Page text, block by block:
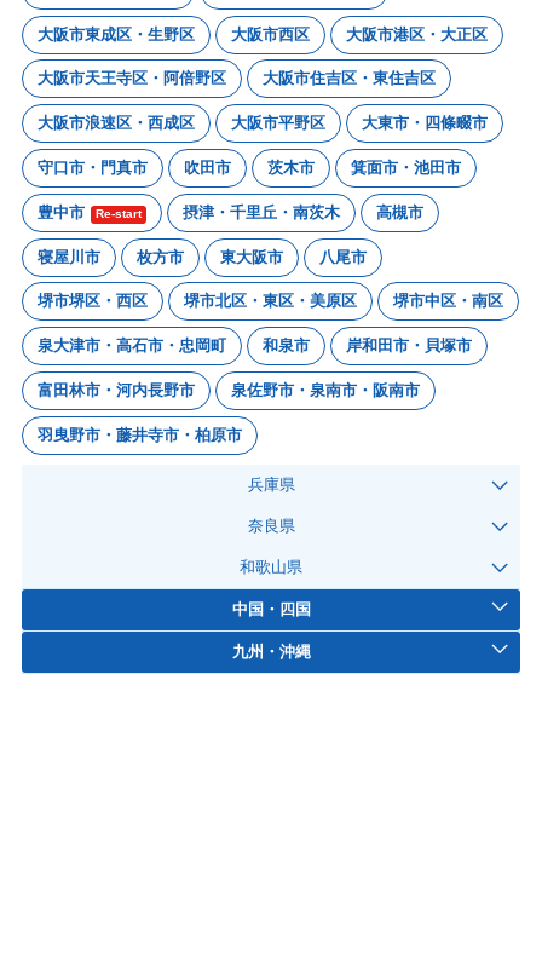
大阪市東成区・生野区 大阪市西区 大阪市港区・大正区
大阪市天王寺区・阿倍野区 大阪市住吉区・東住吉区
大阪市浪速区・西成区 大阪市平野区 大東市・四條畷市
守口市・門真市 吹田市 茨木市 箕面市・池田市
豊中市 Re-start 摂津・千里丘・南茨木 高槻市
寝屋川市 枚方市 東大阪市 八尾市
堺市堺区・西区 堺市北区・東区・美原区 堺市中区・南区
泉大津市・高石市・忠岡町 和泉市 岸和田市・貝塚市
富田林市・河内長野市 泉佐野市・泉南市・阪南市
羽曳野市・藤井寺市・柏原市
兵庫県
奈良県
和歌山県
中国・四国
九州・沖縄